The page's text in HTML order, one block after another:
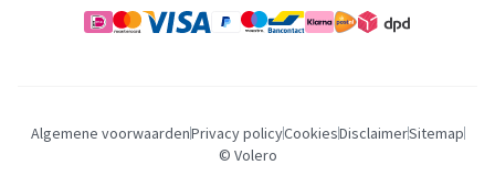
Algemene voorwaardenPrivacy policyCookiesDisclaimerSitemap
© Volero